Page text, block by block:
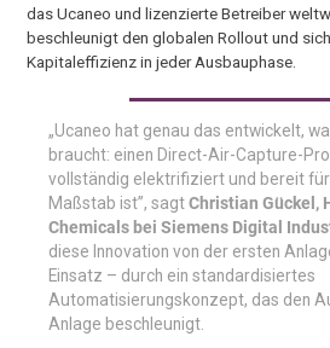
das Ucaneo und lizenzierte Betreiber
beschleunigt den globalen Rollout und
Kapitaleffizienz in jeder Ausbauphase.
„Ucaneo hat genau das entwickelt,
braucht: einen Direct-Air-Capture-
vollständig elektrifiziert und bereit
Maßstab ist”, sagtChristian Gückel,
Chemicals bei Siemens Digital
diese Innovation von der ersten
Einsatz – durch ein standardisiertes
Automatisierungskonzept, das den
Anlage beschleunigt.